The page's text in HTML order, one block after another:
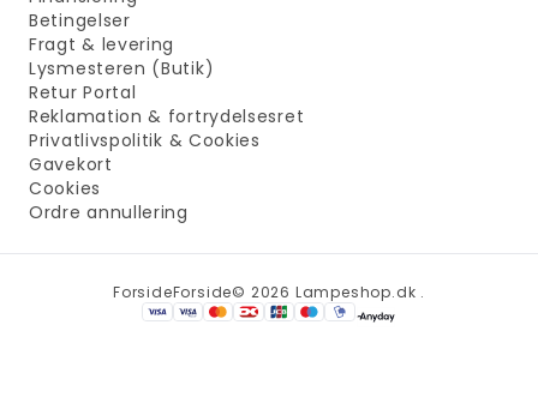
Betingelser
Fragt & levering
Lysmesteren (Butik)
Retur Portal
Reklamation & fortrydelsesret
Privatlivspolitik & Cookies
Gavekort
Cookies
Ordre annullering
ForsideForside© 2026 Lampeshop.dk .